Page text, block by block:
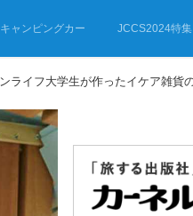
キャンピングカー JCCS2024特集